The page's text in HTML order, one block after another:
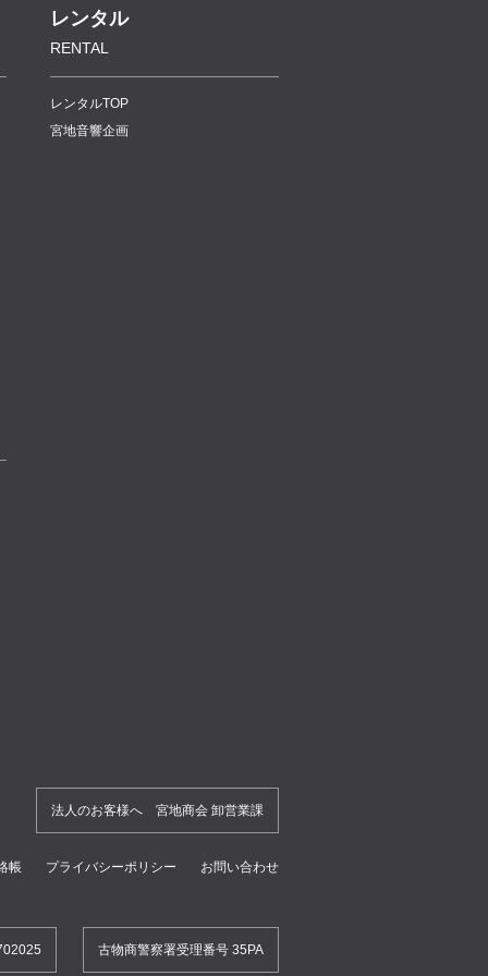
レンタル
RENTAL
レンタルTOP
宮地音響企画
法人のお客様へ 宮地商会 卸営業課
帳 プライバシーポリシー お問い合わせ
古物商警察署受理番号 35PA